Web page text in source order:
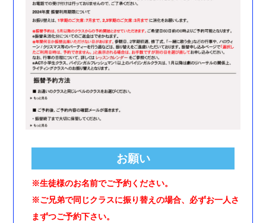
お願い
※生徒様のお名前でご予約ください。
※ご兄弟で同じクラスに振り替えの場合、必ずお一人さ
まずつご予約下さい。